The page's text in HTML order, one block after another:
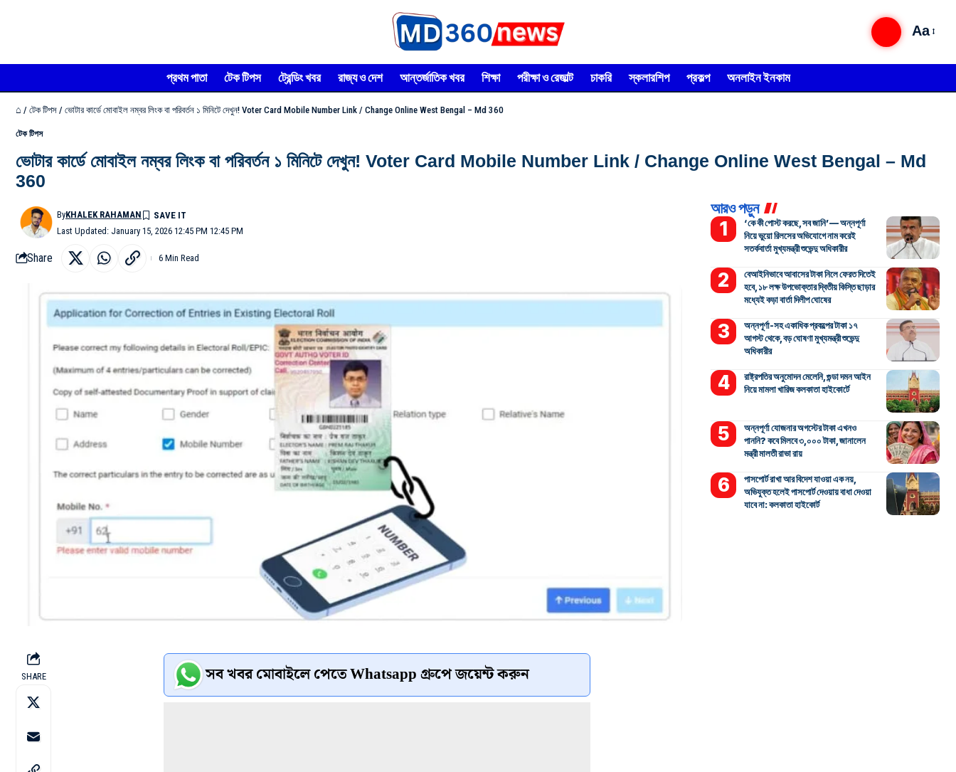
Aa
প্রথম পাতা টেক টিপস ট্রেন্ডিং খবর রাজ্য ও দেশ আন্তর্জাতিক খবর শিক্ষা পরীক্ষা ও রেজাল্ট চাকরি স্কলারশিপ প্রকল্প অনলাইন ইনকাম
⌂ / টেক টিপস / ভোটার কার্ডে মোবাইল নম্বর লিংক বা পরিবর্তন ১ মিনিটে দেখুন! Voter Card Mobile Number Link / Change Online West Bengal – Md 360
টেক টিপস
ভোটার কার্ডে মোবাইল নম্বর লিংক বা পরিবর্তন ১ মিনিটে দেখুন! Voter Card Mobile Number Link / Change Online West Bengal – Md
360
Last Updated: January 15, 2026 12:45 PM 12:45 PM
ByKHALEK RAHAMAN
Share 6 Min Read
SHARE সব খবর মোবাইলে পেতে Whatsapp গ্রুপে জয়েন্ট করুন
আরও পড়ুন
‘কে কী পোস্ট করছে, সব জানি’— অন্নপূর্ণা
নিয়ে ভুয়ো রিলসের অভিযোগে নাম করেই
সতর্কবার্তা মুখ্যমন্ত্রী শুভেন্দু অধিকারীর
বেআইনিভাবে আবাসের টাকা নিলে ফেরত দিতেই
হবে, ১৮ লক্ষ উপভোক্তার দ্বিতীয় কিস্তি ছাড়ার
মধ্যেই কড়া বার্তা দিলীপ ঘোষের
অন্নপূর্ণা-সহ একাধিক প্রকল্পের টাকা ১৭
আগস্ট থেকে, বড় ঘোষণা মুখ্যমন্ত্রী শুভেন্দু
অধিকারীর
রাষ্ট্রপতির অনুমোদন মেলেনি, গুন্ডা দমন আইন
নিয়ে মামলা খারিজ কলকাতা হাইকোর্টে
অন্নপূর্ণা যোজনার অগস্টের টাকা এখনও
পাননি? কবে মিলবে ৩,০০০ টাকা, জানালেন
মন্ত্রী মালতী রাভা রায়
পাসপোর্ট রাখা আর বিদেশ যাওয়া এক নয়,
অভিযুক্ত হলেই পাসপোর্ট দেওয়ায় বাধা দেওয়া
যাবে না: কলকাতা হাইকোর্ট